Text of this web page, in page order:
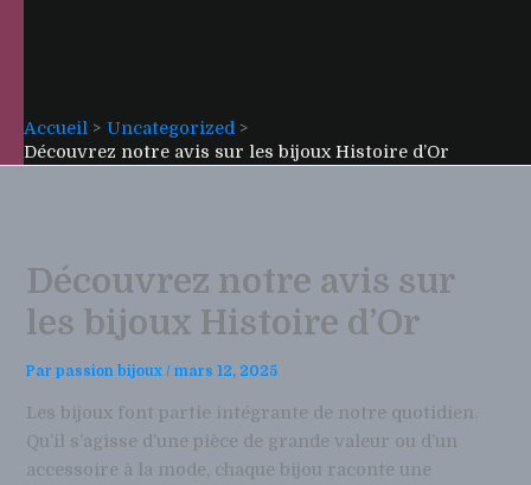
Accueil
Uncategorized
Découvrez notre avis sur les bijoux Histoire d’Or
Découvrez notre avis sur
les bijoux Histoire d’Or
Parpassion bijoux/mars 12, 2025
Les bijoux font partie intégrante de notre quotidien.
Qu’il s’agisse d’une pièce de grande valeur ou d’un
accessoire à la mode, chaque bijou raconte une